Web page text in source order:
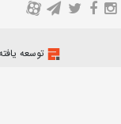
A
توسعه